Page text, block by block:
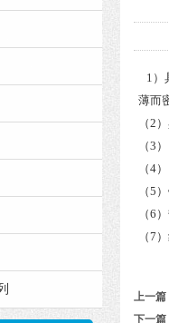
1）
薄而
（2
（3
（4
（5
（6
（7
上一篇
下一篇